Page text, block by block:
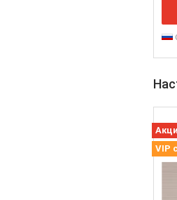
VIP